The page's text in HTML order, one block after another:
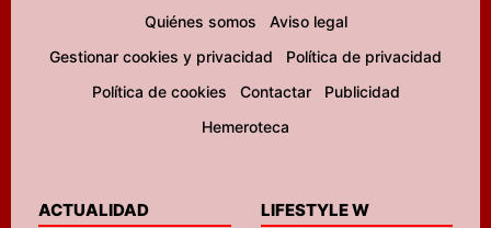
Quiénes somos
Aviso legal
Gestionar cookies y privacidad
Política de privacidad
Política de cookies
Contactar
Publicidad
Hemeroteca
ACTUALIDAD
LIFESTYLE W